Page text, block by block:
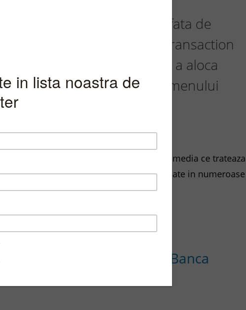
principal deschiderea fata de
acest sens, relatia Prime Transaction
pe viziunea noastra de a aloca
si explicarea fenomenului
deseori opinii principalelor canale media ce trateaza
de Departamentul Analiza sunt preluate in numeroase
milioane de lei pentru 'Banca